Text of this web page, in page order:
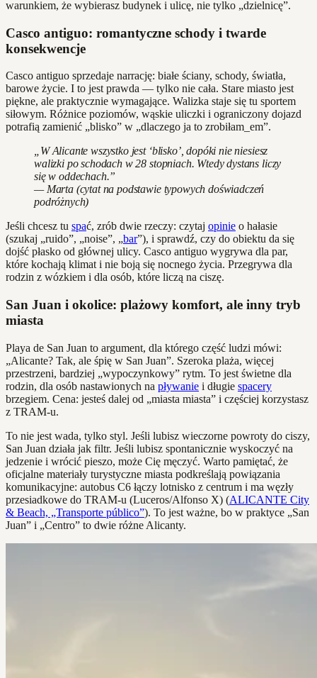
warunkiem, że wybierasz budynek i ulicę, nie tylko „dzielnicę”.
Casco antiguo: romantyczne schody i twarde
konsekwencje
Casco antiguo sprzedaje narrację: białe ściany, schody, światła,
barowe życie. I to jest prawda — tylko nie cała. Stare miasto jest
piękne, ale praktycznie wymagające. Walizka staje się tu sportem
siłowym. Różnice poziomów, wąskie uliczki i ograniczony dojazd
potrafią zamienić „blisko” w „dlaczego ja to zrobiłam_em”.
„W Alicante wszystko jest ‘blisko’, dopóki nie niesiesz
walizki po schodach w 28 stopniach. Wtedy dystans liczy
się w oddechach.”
— Marta (cytat na podstawie typowych doświadczeń
podróżnych)
Jeśli chcesz tu spać, zrób dwie rzeczy: czytaj opinie o hałasie
(szukaj „ruido”, „noise”, „bar”), i sprawdź, czy do obiektu da się
dojść płasko od głównej ulicy. Casco antiguo wygrywa dla par,
które kochają klimat i nie boją się nocnego życia. Przegrywa dla
rodzin z wózkiem i dla osób, które liczą na ciszę.
San Juan i okolice: plażowy komfort, ale inny tryb
miasta
Playa de San Juan to argument, dla którego część ludzi mówi:
„Alicante? Tak, ale śpię w San Juan”. Szeroka plaża, więcej
przestrzeni, bardziej „wypoczynkowy” rytm. To jest świetne dla
rodzin, dla osób nastawionych na pływanie i długie spacery
brzegiem. Cena: jesteś dalej od „miasta miasta” i częściej korzystasz
z TRAM-u.
To nie jest wada, tylko styl. Jeśli lubisz wieczorne powroty do ciszy,
San Juan działa jak filtr. Jeśli lubisz spontanicznie wyskoczyć na
jedzenie i wrócić pieszo, może Cię męczyć. Warto pamiętać, że
oficjalne materiały turystyczne miasta podkreślają powiązania
komunikacyjne: autobus C6 łączy lotnisko z centrum i ma węzły
przesiadkowe do TRAM-u (Luceros/Alfonso X) (ALICANTE City
& Beach, „Transporte público”). To jest ważne, bo w praktyce „San
Juan” i „Centro” to dwie różne Alicanty.